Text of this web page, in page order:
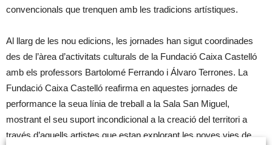
convencionals que trenquen amb les tradicions artístiques.
Al llarg de les nou edicions, les jornades han sigut coordinades
des de l’àrea d’activitats culturals de la Fundació Caixa Castelló
amb els professors Bartolomé Ferrando i Álvaro Terrones. La
Fundació Caixa Castelló reafirma en aquestes jornades de
performance la seua línia de treball a la Sala San Miguel,
mostrant el seu suport incondicional a la creació del territori a
través d’aquells artistes que estan explorant les noves vies de